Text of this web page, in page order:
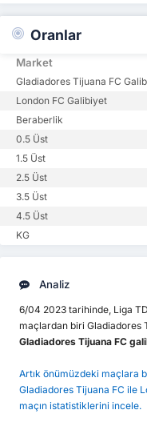
Oranlar
Market
Gladiadores Tijuana FC
London FC Galibiyet
Beraberlik
0.5 Üst
1.5 Üst
2.5 Üst
3.5 Üst
4.5 Üst
KG
Analiz
6/04 2023 tarihinde, Liga
maçlardan biri Gladiadores
Gladiadores Tijuana FC
Artık önümüzdeki maçlara
Gladiadores Tijuana FC ile
maçın istatistiklerini incele.